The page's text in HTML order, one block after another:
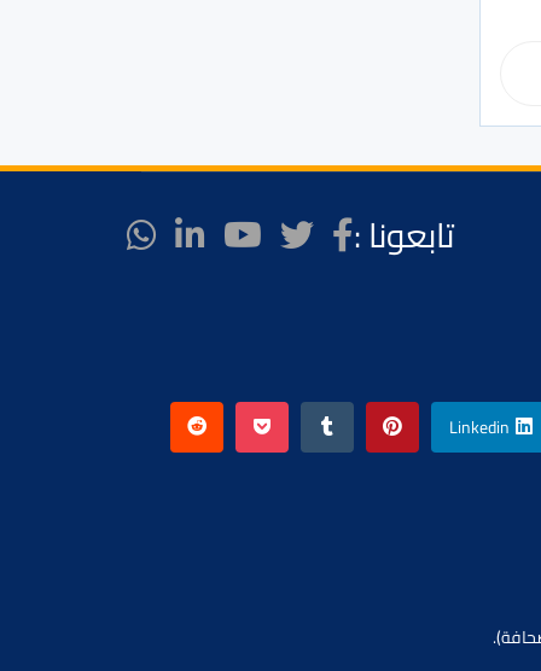
تابعونا :
Linkedin